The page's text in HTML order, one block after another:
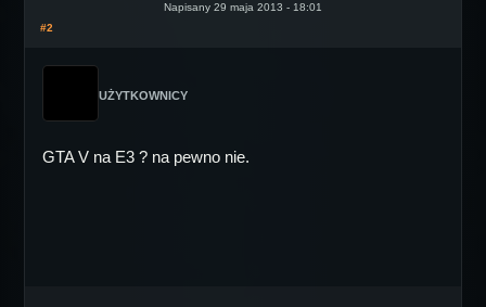
Napisany 29 maja 2013 - 18:01
#2
UŻYTKOWNICY
GTA V na E3 ? na pewno nie.